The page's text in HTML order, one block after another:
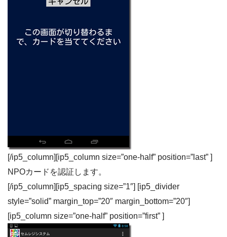
[/ip5_column][ip5_column size=”one-half” position=”last” ]
NPOカードを認証します。
[/ip5_column][ip5_spacing size=”1″] [ip5_divider
style=”solid” margin_top=”20″ margin_bottom=”20″]
[ip5_column size=”one-half” position=”first” ]